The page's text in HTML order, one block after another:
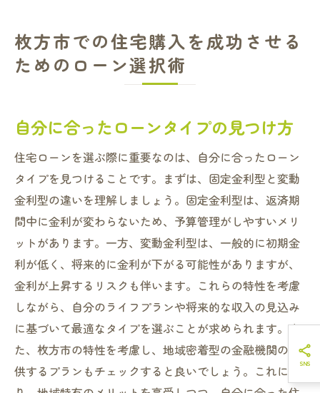
枚方市での住宅購入を成功させる
ためのローン選択術
自分に合ったローンタイプの見つけ方
住宅ローンを選ぶ際に重要なのは、自分に合ったローン
タイプを見つけることです。まずは、固定金利型と変動
金利型の違いを理解しましょう。固定金利型は、返済期
間中に金利が変わらないため、予算管理がしやすいメリ
ットがあります。一方、変動金利型は、一般的に初期金
利が低く、将来的に金利が下がる可能性がありますが、
金利が上昇するリスクも伴います。これらの特性を考慮
しながら、自分のライフプランや将来的な収入の見込み
に基づいて最適なタイプを選ぶことが求められます。ま
た、枚方市の特性を考慮し、地域密着型の金融機関の提
供するプランもチェックすると良いでしょう。これによ